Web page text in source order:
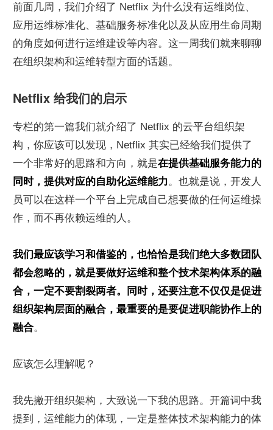
前面几周，我们介绍了 Netflix 为什么没有运维岗位、
应用运维标准化、基础服务标准化以及从应用生命周期
的角度如何进行运维建设等内容。这一周我们就来聊聊
在组织架构和运维转型方面的话题。
Netflix 给我们的启示
专栏的第一篇我们就介绍了 Netflix 的云平台组织架
构，你应该可以发现，Netflix 其实已经给我们提供了
一个非常好的思路和方向，就是在提供基础服务能力的
同时，提供对应的自助化运维能力。也就是说，开发人
员可以在这样一个平台上完成自己想要做的任何运维操
作，而不再依赖运维的人。
我们最应该学习和借鉴的，也恰恰是我们绝大多数团队
都会忽略的，就是要做好运维和整个技术架构体系的融
合，一定不要割裂两者。同时，还要注意不仅仅是促进
组织架构层面的融合，最重要的是要促进职能协作上的
融合。
应该怎么理解呢？
我先撇开组织架构，大致说一下我的思路。开篇词中我
提到，运维能力的体现，一定是整体技术架构能力的体